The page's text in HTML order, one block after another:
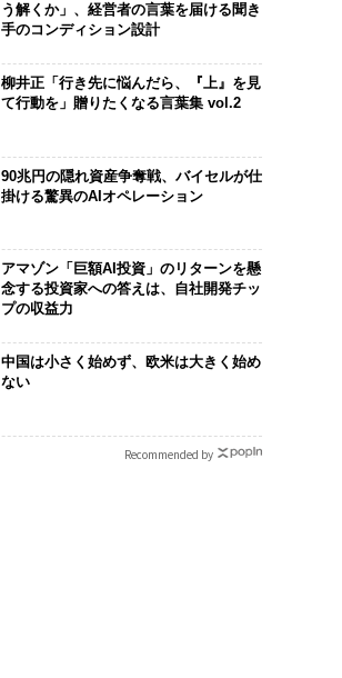
う解くか」、経営者の言葉を届ける聞き
手のコンディション設計
柳井正「行き先に悩んだら、『上』を見
て行動を」贈りたくなる言葉集 vol.2
90兆円の隠れ資産争奪戦、バイセルが仕
掛ける驚異のAIオペレーション
アマゾン「巨額AI投資」のリターンを懸
念する投資家への答えは、自社開発チッ
プの収益力
中国は小さく始めず、欧米は大きく始め
ない
Recommended by